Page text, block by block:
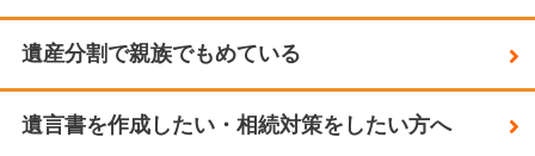
遺産分割で親族でもめている
遺言書を作成したい・相続対策をしたい方へ